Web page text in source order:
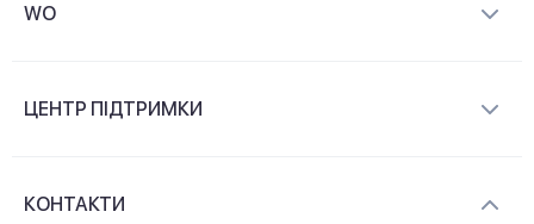
WO
Контакти
ЦЕНТР ПІДТРИМКИ
КОНТАКТИ